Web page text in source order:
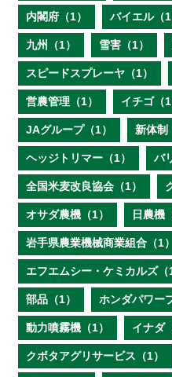
内閣府（1） バイエル（1
九州（1） 雪害（1）
スピードスプレーヤ（1）
営農管理（1） イチゴ（1
JAグループ（1） 新体制
ヘッジトリマー（1） バ
全国米麦改良協会（1）
オサダ農機（1） 日農機
岩手県農業機械商業組合（1）
エフエムシー・ケミカルズ（1
部品（1） ホンダパワー
動力噴霧機（1） イナダ
クボタアグリサービス（1）